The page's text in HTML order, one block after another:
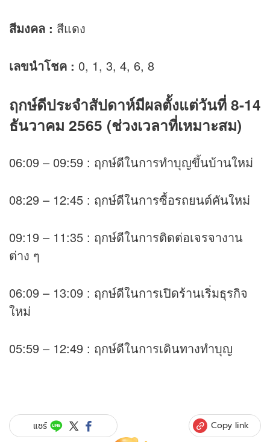
สีมงคล : สีแดง
เลขนำโชค : 0, 1, 3, 4, 6, 8
ฤกษ์ดีประจำสัปดาห์มีผลตั้งแต่วันที่ 8-14
ธันวาคม 2565 (ช่วงเวลาที่เหมาะสม)
06:09 – 09:59 : ฤกษ์ดีในการทำบุญขึ้นบ้านใหม่
08:29 – 12:45 : ฤกษ์ดีในการซื้อรถยนต์คันใหม่
09:19 – 11:35 : ฤกษ์ดีในการติดต่อเจรจางาน
ต่าง ๆ
06:09 – 13:09 : ฤกษ์ดีในการเปิดร้านเริ่มธุรกิจ
ใหม่
05:59 – 12:49 : ฤกษ์ดีในการเดินทางทำบุญ
แชร์ Copy link